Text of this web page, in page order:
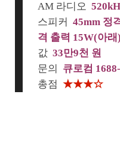
AM 라디오
스피커45mm 정
격 출력 15W(아래)
값33만9천 원
문의 큐로컴
총점★★★☆